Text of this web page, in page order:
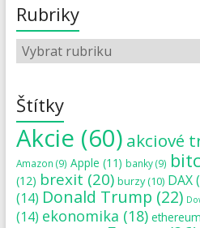
Rubriky
Štítky
Akcie (60) akciové
Amazon (9) Apple (11) banky(9)
(12) brexit (20) burzy(10) DAX
(14) Donald Trump (22)
(14) ekonomika (18) ethereum